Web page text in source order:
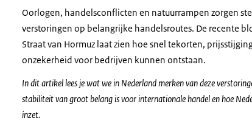
Oorlogen, handelsconflicten en natuurrampen zorgen
verstoringen op belangrijke handelsroutes. De recente
Straat van Hormuz laat zien hoe snel tekorten,
onzekerheid voor bedrijven kunnen ontstaan.
In dit artikel lees je wat we in Nederland merken van deze
stabiliteit van groot belang is voor internationale handel en hoe
inzet.